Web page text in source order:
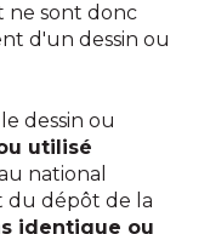
ne sont donc
d'un dessin ou
dessin ou
utilisé
national
du dépôt de la
identique ou